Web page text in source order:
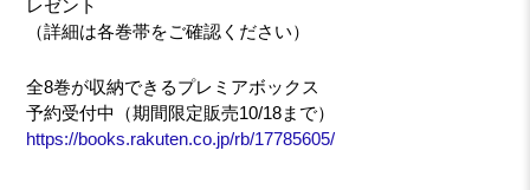
レゼント
（詳細は各巻帯をご確認ください）
全8巻が収納できるプレミアボックス
予約受付中（期間限定販売10/18まで）
https://books.rakuten.co.jp/rb/17785605/